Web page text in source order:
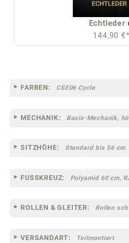
Echtleder
144,90 €*
FARBEN: CSE06 Cycle
MECHANIK: Basis-Mechanik,
SITZHÖHE: Standard bis 56 cm
FUSSKREUZ: Polyamid 60 cm,
ROLLEN & GLEITER:
VERSANDART: Teilmontiert